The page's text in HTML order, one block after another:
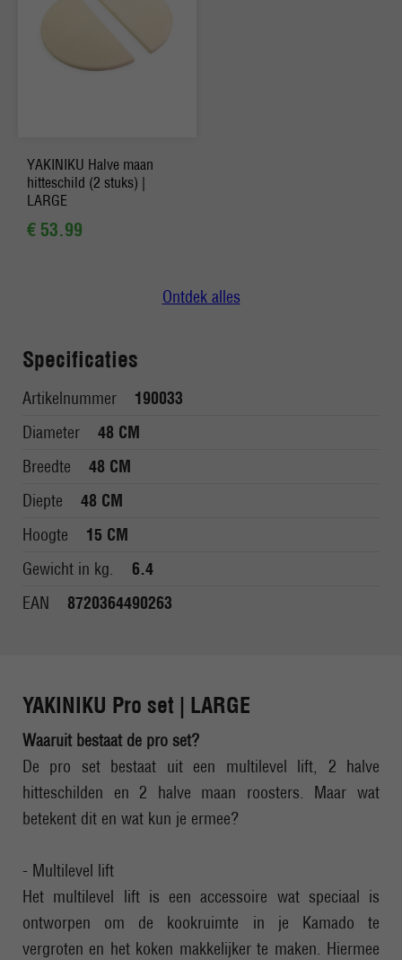
YAKINIKU Halve maan
hitteschild (2 stuks) |
LARGE
€ 53.99
Ontdek alles
Specificaties
Artikelnummer
190033
Diameter
48 CM
Breedte
48 CM
Diepte
48 CM
Hoogte
15 CM
Gewicht in kg.
6.4
EAN
8720364490263
YAKINIKU Pro set | LARGE
Waaruit bestaat de pro set?
De pro set bestaat uit een multilevel lift, 2 halve
hitteschilden en 2 halve maan roosters. Maar wat
betekent dit en wat kun je ermee?
- Multilevel lift
Het multilevel lift is een accessoire wat speciaal is
ontworpen om de kookruimte in je Kamado te
vergroten en het koken makkelijker te maken. Hiermee